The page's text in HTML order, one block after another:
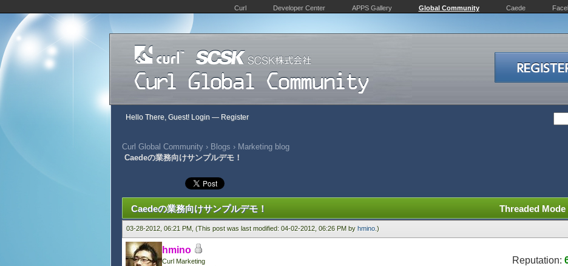
Curl Developer Center APPS Gallery Global Community Caede
Hello There, Guest! Login — Register
Curl Global Community › Blogs › Marketing blog
Caedeの業務向けサンプルデモ！
Threaded Mode
Caedeの業務向けサンプルデモ！
03-28-2012, 06:21 PM, (This post was last modified: 04-02-2012, 06:26 PM by hmino .)
hmino
Curl Marketing Reputation: